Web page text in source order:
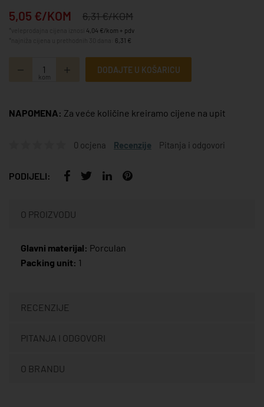
5,05 €/KOM 6,31 €/KOM
4,04 €/kom + pdv
6,31 €
kom
DODAJTE U KOŠARICU
NAPOMENA: Za veće količine kreiramo cijene na upit
0 ocjena Recenzije Pitanja i odgovori
PODIJELI:
O PROIZVODU
Glavni materijal: Porculan
Packing unit: 1
RECENZIJE
PITANJA I ODGOVORI
O BRANDU